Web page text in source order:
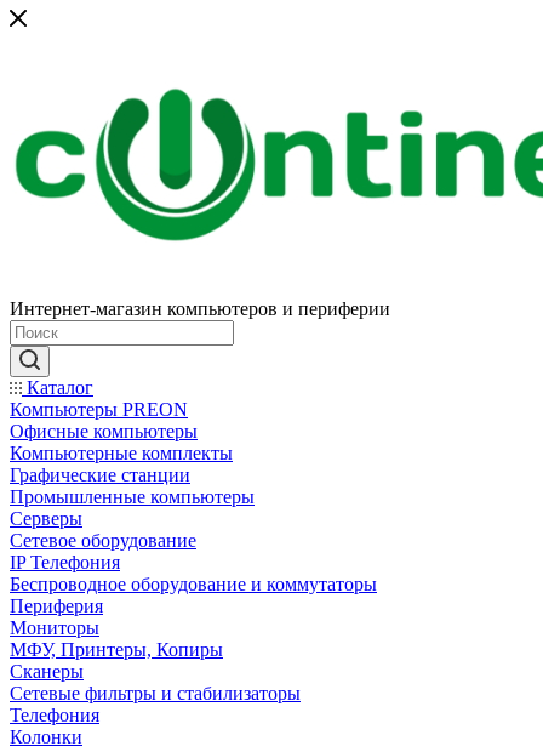
Интернет-магазин компьютеров и периферии
Каталог
Компьютеры PREON
Офисные компьютеры
Компьютерные комплекты
Графические станции
Промышленные компьютеры
Серверы
Сетевое оборудование
IP Телефония
Беспроводное оборудование и коммутаторы
Периферия
Мониторы
МФУ, Принтеры, Копиры
Сканеры
Сетевые фильтры и стабилизаторы
Телефония
Колонки